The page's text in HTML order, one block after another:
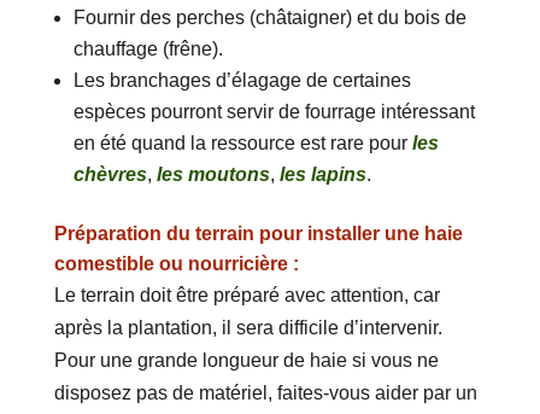
Fournir des perches (châtaigner) et du bois de
chauffage (frêne).
Les branchages d’élagage de certaines
espèces pourront servir de fourrage intéressant
en été quand la ressource est rare pour les
chèvres, les moutons, les lapins.
Préparation du terrain pour installer une haie
comestible ou nourricière :
Le terrain doit être préparé avec attention, car
après la plantation, il sera difficile d’intervenir.
Pour une grande longueur de haie si vous ne
disposez pas de matériel, faites-vous aider par un